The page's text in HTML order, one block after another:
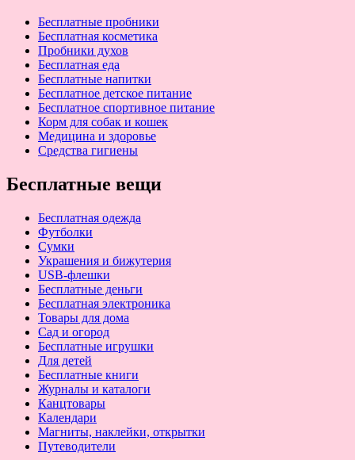
Бесплатные пробники
Бесплатная косметика
Пробники духов
Бесплатная еда
Бесплатные напитки
Бесплатное детское питание
Бесплатное спортивное питание
Корм для собак и кошек
Медицина и здоровье
Средства гигиены
Бесплатные вещи
Бесплатная одежда
Футболки
Сумки
Украшения и бижутерия
USB-флешки
Бесплатные деньги
Бесплатная электроника
Товары для дома
Сад и огород
Бесплатные игрушки
Для детей
Бесплатные книги
Журналы и каталоги
Канцтовары
Календари
Магниты, наклейки, открытки
Путеводители